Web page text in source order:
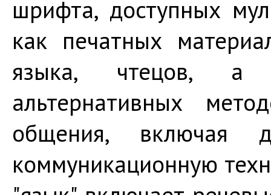
шрифта, доступных
как печатных
языка, чтецов, а
альтернативных
общения, включая
коммуникационную